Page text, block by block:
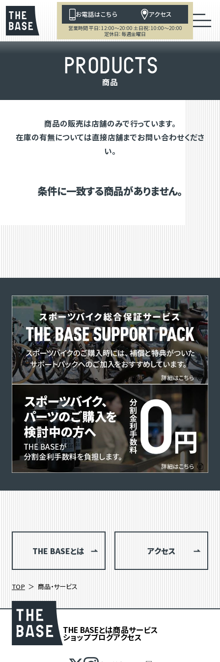
お電話はこちら アクセス
営業時間 平日：12:00～20:00 土日祝：10:00～20:00
定休日：毎週金曜日
PRODUCTS
商品
商品の販売は店舗のみで行っています。
在庫の有無については直接店舗までお問い合わせくださ
い。
条件に一致する商品がありません。
THE BASEとは アクセス
TOP 商品・サービス
THE BASEとは商品サービス
ショップブログアクセス